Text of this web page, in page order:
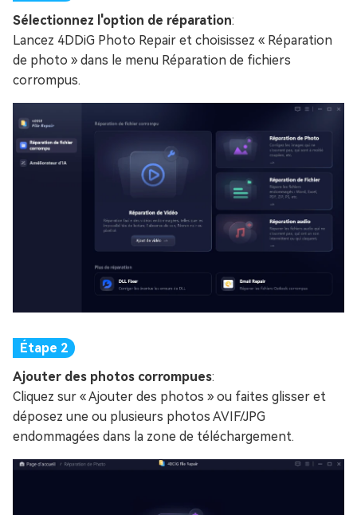
Sélectionnez l'option de réparation:
Lancez 4DDiG Photo Repair et choisissez « Réparation
de photo » dans le menu Réparation de fichiers
corrompus.
Ajouter des photos corrompues:
Cliquez sur « Ajouter des photos » ou faites glisser et
déposez une ou plusieurs photos AVIF/JPG
endommagées dans la zone de téléchargement.